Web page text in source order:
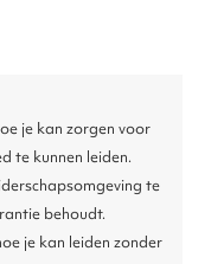
je kan zorgen voor
te kunnen leiden.
te
behoudt.
je kan leiden zonder